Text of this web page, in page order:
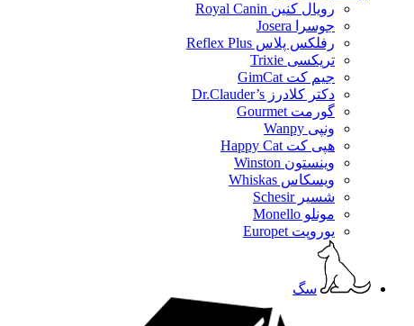
رویال کنین Royal Canin
جوسرا Josera
رفلکس پلاس Reflex Plus
تریکسی Trixie
جیم کت GimCat
دکتر کلادرز Dr.Clauder’s
گورمت Gourmet
ونپی Wanpy
هپی کت Happy Cat
وینستون Winston
ویسکاس Whiskas
شسیر Schesir
مونلو Monello
یوروپت Europet
سگ